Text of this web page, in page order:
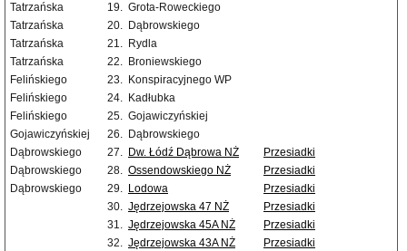
Tatrzańska
19. Grota-Roweckiego
Tatrzańska
20. Dąbrowskiego
Tatrzańska
21. Rydla
Tatrzańska
22. Broniewskiego
Felińskiego
23. Konspiracyjnego WP
Felińskiego
24. Kadłubka
Felińskiego
25. Gojawiczyńskiej
Gojawiczyńskiej
26. Dąbrowskiego
Dąbrowskiego
27. Dw. Łódź Dąbrowa NŻ
Przesiadki
Dąbrowskiego
28. Ossendowskiego NŻ
Przesiadki
Dąbrowskiego
29. Lodowa
Przesiadki
30. Jędrzejowska 47 NŻ
Przesiadki
31. Jędrzejowska 45A NŻ
Przesiadki
32. Jędrzejowska 43A NŻ Przesiadki